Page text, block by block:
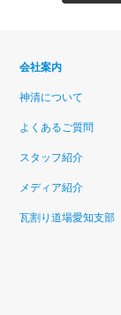
会社案内
神清について
よくあるご質問
スタッフ紹介
メディア紹介
瓦割り道場愛知支部